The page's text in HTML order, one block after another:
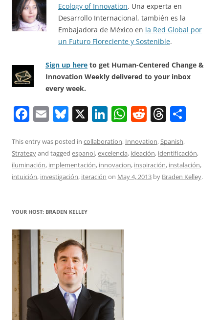
Ecology of Innovation. Una experta en
Desarrollo Internacional, también es la
Embajadora de México en la Red Global por
un Futuro Floreciente y Sostenible.
Sign up here to get Human-Centered Change &
Innovation Weekly delivered to your inbox
every week.
F
c
e
b
o
E
ai
l
Bl
e
sk
y
X Li
k
e
dI
W
at
s
A
R
d
di
t
T
re
a
d
ar
e
This entry was posted in collaboration, Innovation,Spanish,
Strategyand tagged espanol,excelencia, ideación, identificación,
iluminación, implementación, innovacion, inspiración, instalación,
intuición, investigación, iteración on May 4, 2013 by Braden Kelley.
YOUR HOST: BRADEN KELLEY